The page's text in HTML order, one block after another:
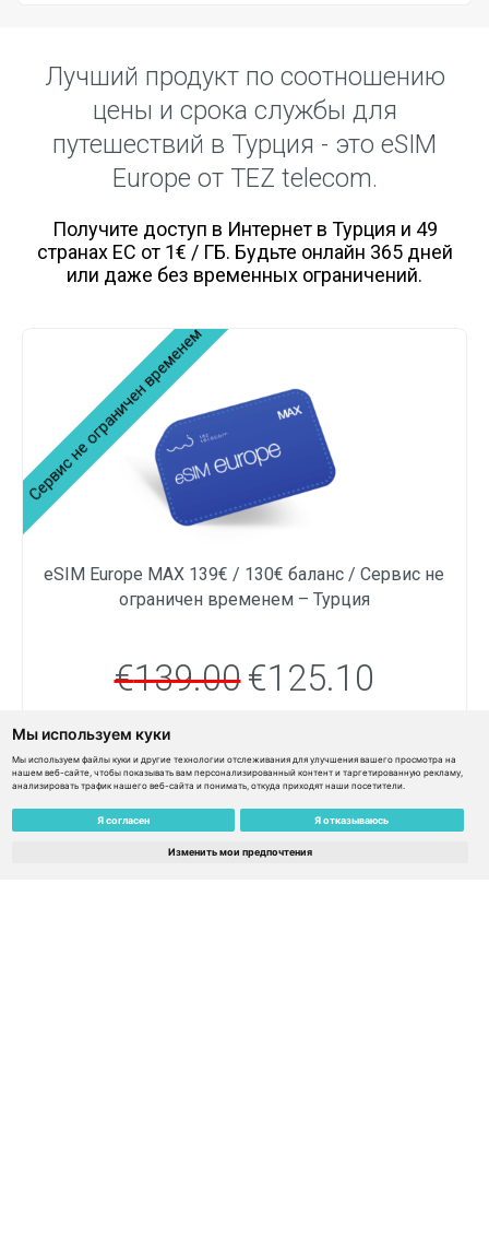
Мы используем куки
Мы используем файлы куки и другие технологии отслеживания для улучшения вашего просмотра на
нашем веб-сайте, чтобы показывать вам персонализированный контент и таргетированную рекламу,
анализировать трафик нашего веб-сайта и понимать, откуда приходят наши посетители.
Я согласен Я отказываюсь
Изменить мои предпочтения
Лучший продукт по соотношению
цены и срока службы для
путешествий в Турция - это eSIM
Europe от TEZ telecom.
Получите доступ в Интернет в Турция и 49
странах ЕС от 1€ / ГБ. Будьте онлайн 365 дней
или даже без временных ограничений.
eSIM Europe MAX 139€ / 130€ баланс / Сервис не
ограничен временем – Турция
€139.00€125.10
Узнать подробнее